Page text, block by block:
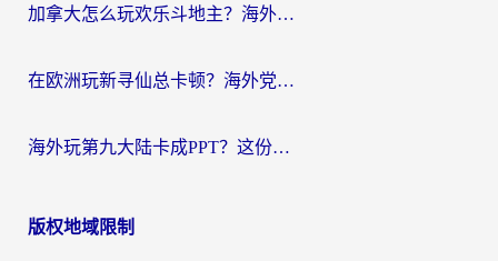
加拿大怎么玩欢乐斗地主？海外党国服游戏加速终极指南（附绝地求生未来之役300英雄实测）
在欧洲玩新寻仙总卡顿？海外党必看的国服游戏加速全攻略
海外玩第九大陆卡成PPT？这份网络加速指南帮你丝滑上分
版权地域限制